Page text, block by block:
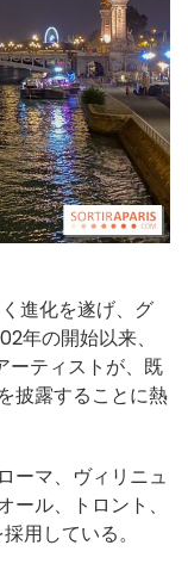
進化を遂げ、グ
年の開始以来、
ーティストが、既
披露することに熱
ーマ、ヴィリニュ
ル、トロント、
用している。